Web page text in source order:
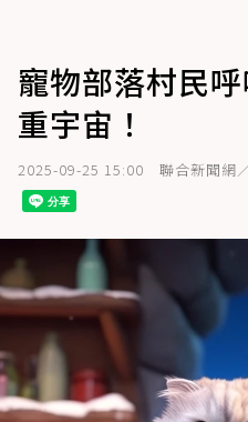
寵物部落村民
重宇宙！
2025-09-25 15:00 聯合新聞網